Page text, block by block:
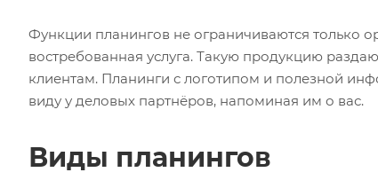
Функции планингов не ограничиваются только
востребованная услуга. Такую продукцию
клиентам. Планинги с логотипом и полезной
виду у деловых партнёров, напоминая им о вас.
Виды планингов